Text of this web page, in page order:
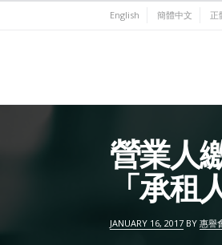
English 簡體中文 正
營業人
「承
JANUARY 16, 2017 BY 惠譽